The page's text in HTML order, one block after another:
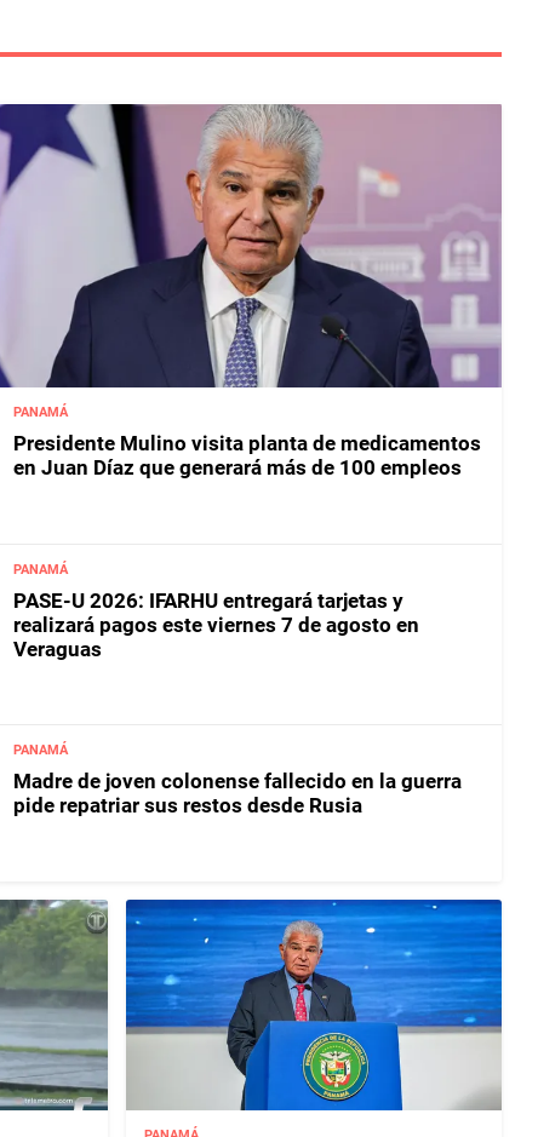
PANAMÁ
Presidente Mulino visita planta de medicamentos
en Juan Díaz que generará más de 100 empleos
PANAMÁ
PASE-U 2026: IFARHU entregará tarjetas y
realizará pagos este viernes 7 de agosto en
Veraguas
PANAMÁ
Madre de joven colonense fallecido en la guerra
pide repatriar sus restos desde Rusia